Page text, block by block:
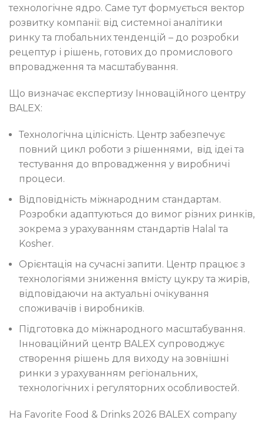
технологічне ядро. Саме тут формується вектор
розвитку компанії: від системної аналітики
ринку та глобальних тенденцій – до розробки
рецептур і рішень, готових до промислового
впровадження та масштабування.
Що визначає експертизу Інноваційного центру
BALEX:
Технологічна цілісність. Центр забезпечує
повний цикл роботи з рішеннями, від ідеї та
тестування до впровадження у виробничі
процеси.
Відповідність міжнародним стандартам.
Розробки адаптуються до вимог різних ринків,
зокрема з урахуванням стандартів Halal та
Kosher.
Орієнтація на сучасні запити. Центр працює з
технологіями зниження вмісту цукру та жирів,
відповідаючи на актуальні очікування
споживачів і виробників.
Підготовка до міжнародного масштабування.
Інноваційний центр BALEX супроводжує
створення рішень для виходу на зовнішні
ринки з урахуванням регіональних,
технологічних і регуляторних особливостей.
На Favorite Food & Drinks 2026 BALEX company